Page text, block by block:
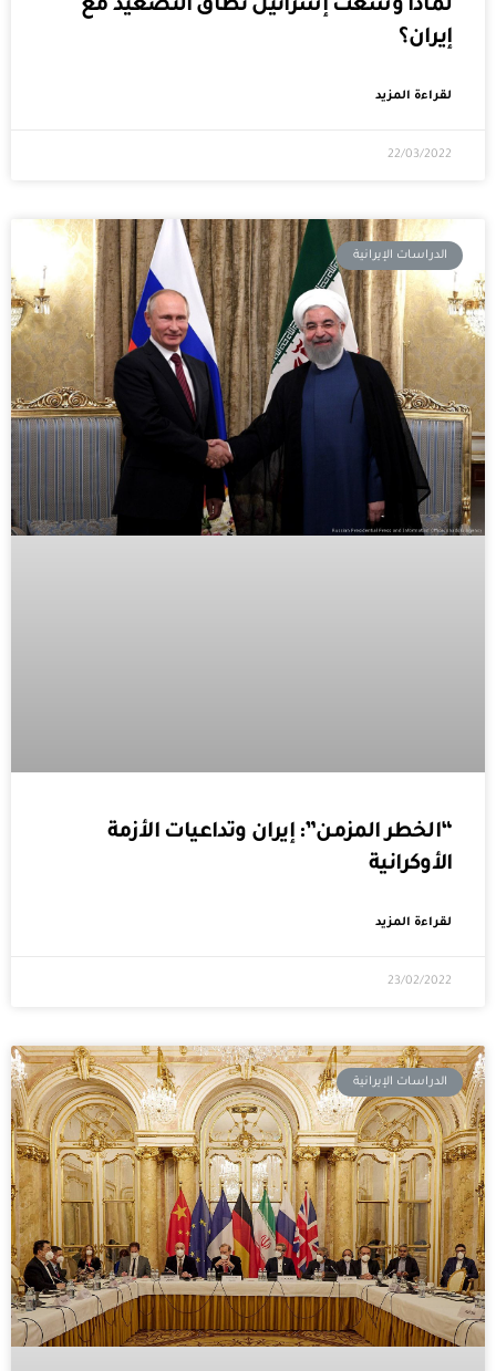
لماذا وسّعت إسرائيل نطاق التصعيد مع
إيران؟
لقراءة المزيد
22/03/2022
الدراسات الإيرانية
“الخطر المزمن”: إيران وتداعيات الأزمة
الأوكرانية
لقراءة المزيد
23/02/2022
الدراسات الإيرانية